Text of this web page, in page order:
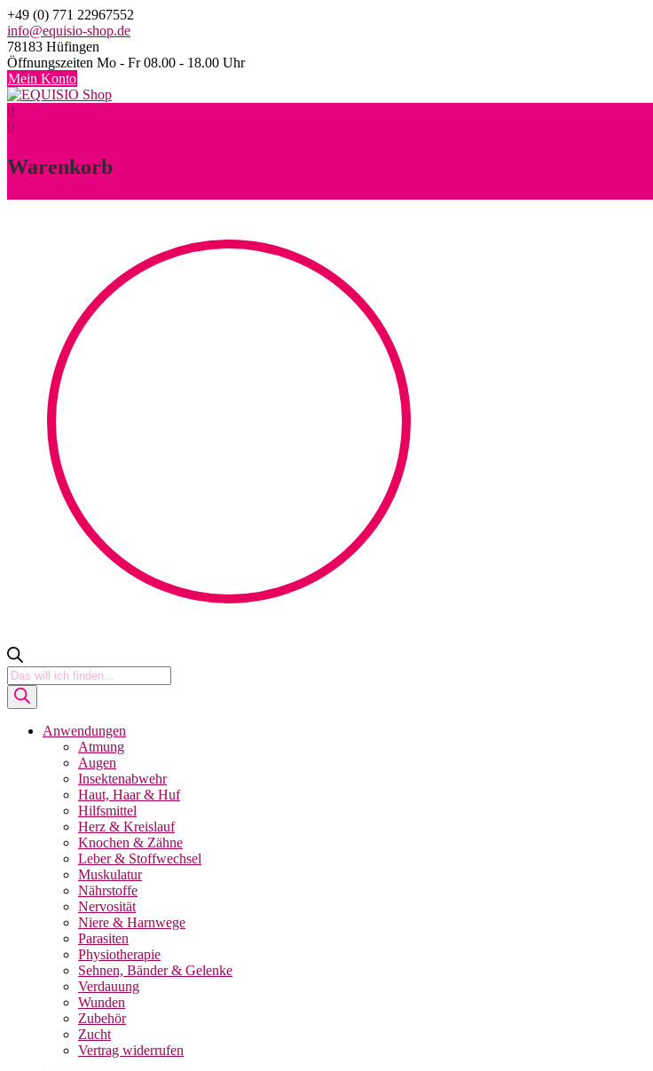
Skip
to
content
+49 (0) 771 22967552
info@equisio-shop.de
78183 Hüfingen
Öffnungszeiten Mo - Fr 08.00 - 18.00 Uhr
Mein Konto
0
0
Warenkorb
Products
search
Anwendungen
Atmung
Augen
Insektenabwehr
Haut, Haar & Huf
Hilfsmittel
Herz & Kreislauf
Knochen & Zähne
Leber & Stoffwechsel
Muskulatur
Nährstoffe
Nervosität
Niere & Harnwege
Parasiten
Physiotherapie
Sehnen, Bänder & Gelenke
Verdauung
Wunden
Zubehör
Zucht
Vertrag widerrufen